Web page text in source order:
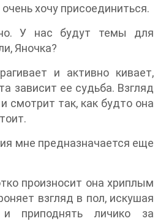
хочу присоединиться.
У нас будут темы для
Яночка?
и активно кивает,
зависит ее судьба. Взгляд
смотрит так, как будто она
мне предназначается еще
произносит она хриплым
взгляд в пол, искушая
приподнять личико за